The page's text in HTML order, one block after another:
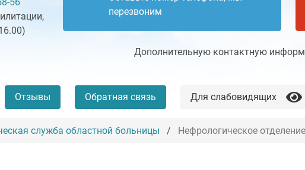
перезвоним
Дополнительную контактную
Отзывы Обратная связь Для слабовидящих
Платные услуги
+7 (4872) 77-04-94
служба областной больницы Нефрологическое отделение